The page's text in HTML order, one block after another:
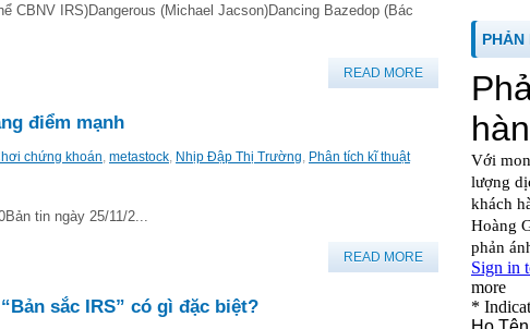
CBNV IRS)Dangerous (Michael Jacson)Dancing Bazedop (Bác
READ MORE
điểm mạnh
chứng khoán, metastock, Nhịp Đập Thị Trường, Phân tích kĩ thuật
tin ngày 25/11/2...
READ MORE
sắc IRS” có gì đặc biệt?
PHẢN